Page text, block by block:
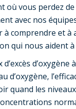
où vous perdez
avec nos
à comprendre et
qui nous aident
d’oxygène
quand les